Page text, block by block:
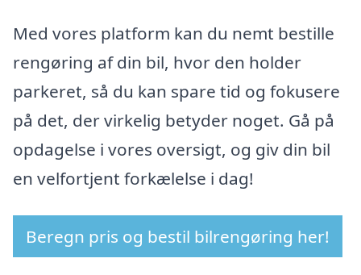
Med vores platform kan du nemt bestille
rengøring af din bil, hvor den holder
parkeret, så du kan spare tid og fokusere
på det, der virkelig betyder noget. Gå på
opdagelse i vores oversigt, og giv din bil
en velfortjent forkælelse i dag!
Beregn pris og bestil bilrengøring her!